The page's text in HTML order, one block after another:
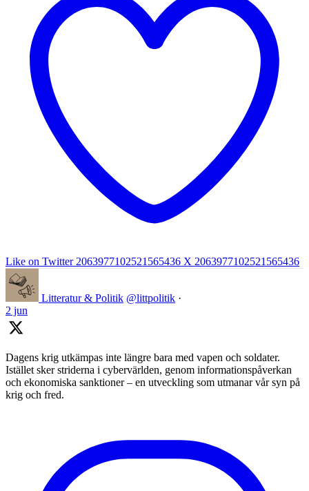
Like on Twitter 2063977102521565436 X 2063977102521565436
Litteratur & Politik @littpolitik ·
2 jun
Dagens krig utkämpas inte längre bara med vapen och soldater.
Istället sker striderna i cybervärlden, genom informationspåverkan
och ekonomiska sanktioner – en utveckling som utmanar vår syn på
krig och fred.